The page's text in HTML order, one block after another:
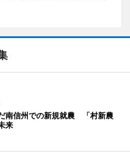
南信州での新規就農 「村新農
来